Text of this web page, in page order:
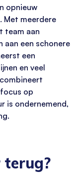
opnieuw
Met meerdere
team aan
aan een schonere
een
en veel
op
is ondernemend,